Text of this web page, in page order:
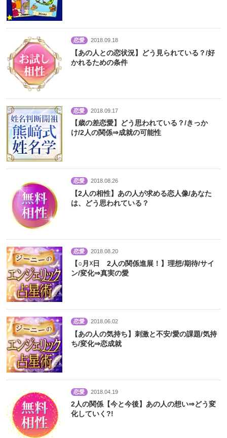
恋愛 2018.09.18
【あの人との恋状況】どう見られている？/好
かれるための条件
恋愛 2018.09.17
【歳の差恋愛】どう思われている？/きっか
け/2人の関係⇒成就の可能性
恋愛 2018.08.26
【2人の相性】あの人が求める恋人像/あなた
は、どう思われている？
恋愛 2018.08.20
【○月☓日 2人の関係進展！】理想/期待/サイ
ン/変化⇒真実の愛
恋愛 2018.06.02
【あの人の気持ち】刺激と不安/愛の課題/気持
ち/変化⇒恋成就
恋愛 2018.04.19
2人の関係【今と今後】あの人の想い⇒どう変
化していく?!